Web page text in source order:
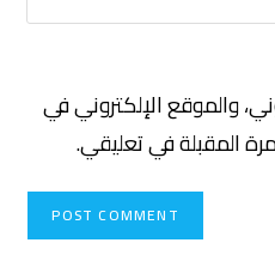
والموقع الإلكتروني في
المقبلة في تعليقي.